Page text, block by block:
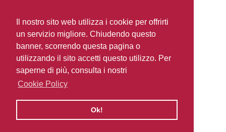
Il nostro sito web utilizza i cookie per offrirti
un servizio migliore. Chiudendo questo
banner, scorrendo questa pagina o
utilizzando il sito accetti questo utilizzo. Per
saperne di più, consulta i nostri
Cookie Policy
Ok!